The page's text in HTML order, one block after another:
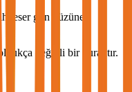
eser gün yüzüne
değerli bir duraktır.